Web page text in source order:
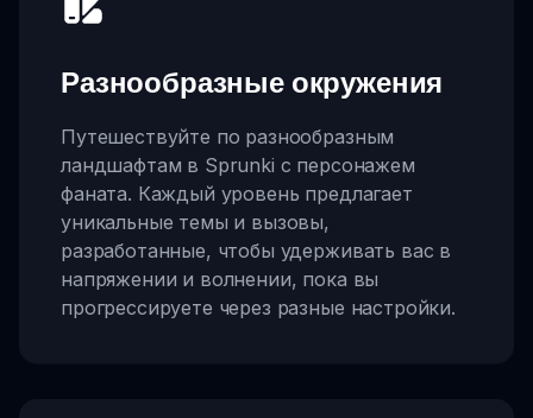
Разнообразные окружения
Путешествуйте по разнообразным
ландшафтам в Sprunki с персонажем
фаната. Каждый уровень предлагает
уникальные темы и вызовы,
разработанные, чтобы удерживать вас в
напряжении и волнении, пока вы
прогрессируете через разные настройки.